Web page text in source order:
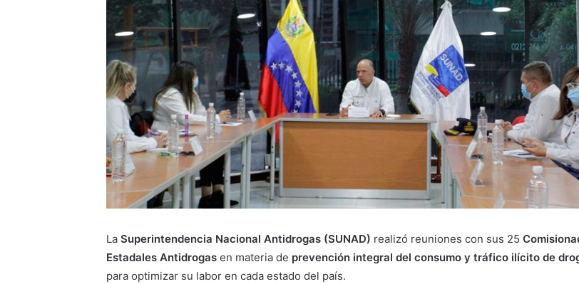
LaSuperintendencia Nacional Antidrogas (SUNAD) realizó reuniones con sus 25
Estadales Antidrogas en materia de prevención integral del consumo y tráfico ilícito de
para optimizar su labor en cada estado del país.